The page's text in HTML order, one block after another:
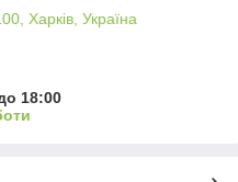
Харків, Україна
18:00